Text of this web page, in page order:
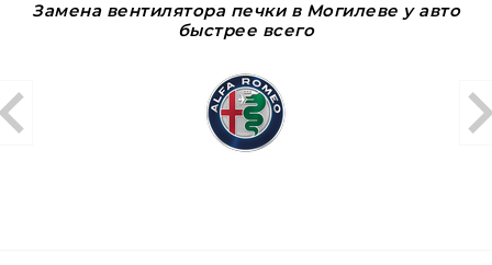
Замена вентилятора печки в Могилеве у авто
быстрее всего